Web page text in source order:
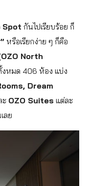
Spot กันไปเรียบร้อย ก็
หรือเรียกง่าย ๆ ก็คือ
North
หมด 406 ห้อง แบ่ง
Dream
ะ OZO Suites แต่ละ
ลย